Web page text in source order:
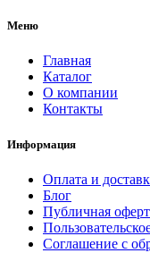
Меню
Главная
Каталог
О компании
Контакты
Информация
Оплата и
Блог
Публичная
Соглашение с